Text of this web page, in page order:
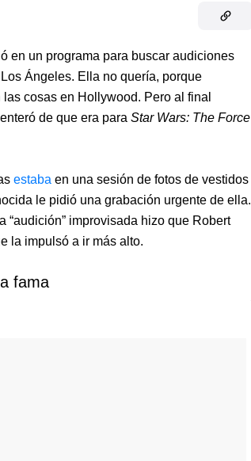
en un programa para buscar audiciones
Ángeles. Ella no quería, porque
cosas en Hollywood. Pero al final
de que era para Star Wars: The Force
estaba en una sesión de fotos de vestidos
le pidió una grabación urgente de ella.
improvisada hizo que Robert
la impulsó a ir más alto.
fama